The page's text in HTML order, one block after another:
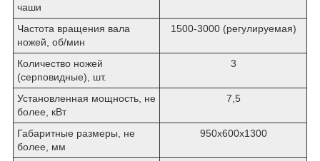
чаши
Частота вращения вала
ножей, об/мин
1500-3000 (регулируемая)
Количество ножей
(серповидные), шт.
3
Установленная мощность, не
более, кВт
7,5
Габаритные размеры, не
более, мм
950х600х1300